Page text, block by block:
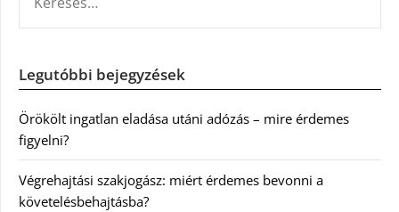
Legutóbbi bejegyzések
Örökölt ingatlan eladása utáni adózás – mire érdemes
figyelni?
Végrehajtási szakjogász: miért érdemes bevonni a
követelésbehajtásba?